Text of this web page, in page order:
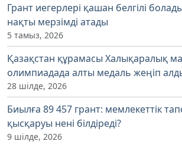
Грант иегерлері қашан белгілі
нақты мерзімді атады
5 тамыз, 2026
Қазақстан құрамасы Халықаралық
олимпиадада алты медаль жеңіп
28 шілде, 2026
Биылға 89 457 грант: мемлекеттік
қысқаруы нені білдіреді?
9 шілде, 2026